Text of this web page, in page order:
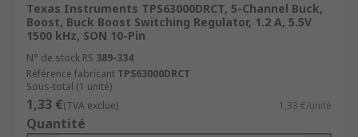
Texas Instruments TPS63000DRCT, 5-Channel Buck,
Boost, Buck Boost Switching Regulator, 1.2 A, 5.5V
1500 kHz, SON 10-Pin
N° de stock RS 389-334
Référence fabricant TPS63000DRCT
Sous-total (1 unité)
1,33 €(TVA exclue) 1,33 €/unité
Quantité